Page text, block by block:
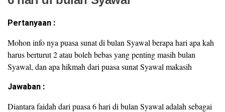
Pertanyaan :
Mohon info nya puasa sunat di bulan Syawal berapa hari apa kah
harus berturut 2 atau boleh bebas yang penting masih bulan
Syawal, dan apa hikmah dari puasa sunat Syawal makasih
Jawaban :
Diantara faidah dari puasa 6 hari di bulan Syawal adalah sebagai